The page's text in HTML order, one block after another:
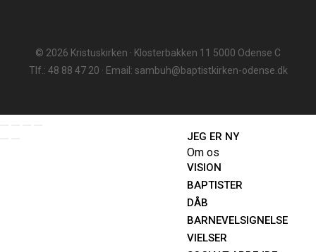
© 2026 Kristuskirken · Klosterbakken 11 5000 Odense C
Tlf.: 48 88 47 20 · Email: sambuh@baptistkirken-odense.dk
JEG ER NY
Om os
VISION
BAPTISTER
DÅB
BARNEVELSIGNELSE
VIELSER